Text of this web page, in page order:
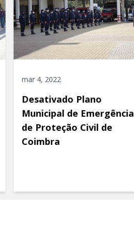
mar 4, 2022
Desativado Plano
Municipal de Emergência
de Proteção Civil de
Coimbra